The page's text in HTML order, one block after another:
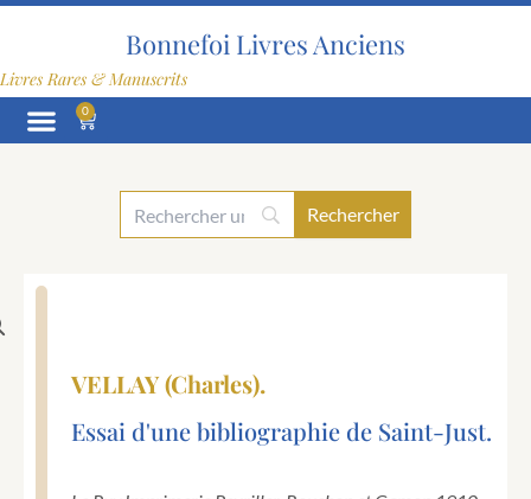
Aller
Bonnefoi Livres Anciens
Livres Rares & Manuscrits
0
Panier
VELLAY (Charles).
Essai d'une bibliographie de Saint-Just.